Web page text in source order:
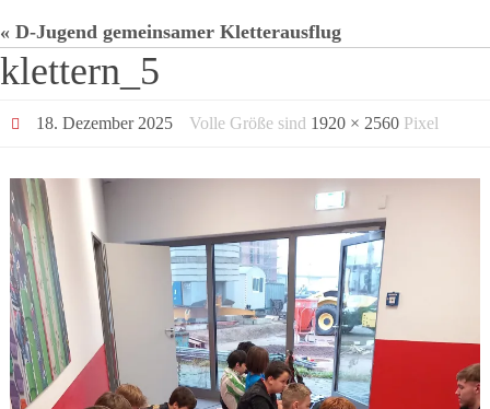
« D-Jugend gemeinsamer Kletterausflug
klettern_5
18. Dezember 2025 Volle Größe sind 1920 × 2560Pixel